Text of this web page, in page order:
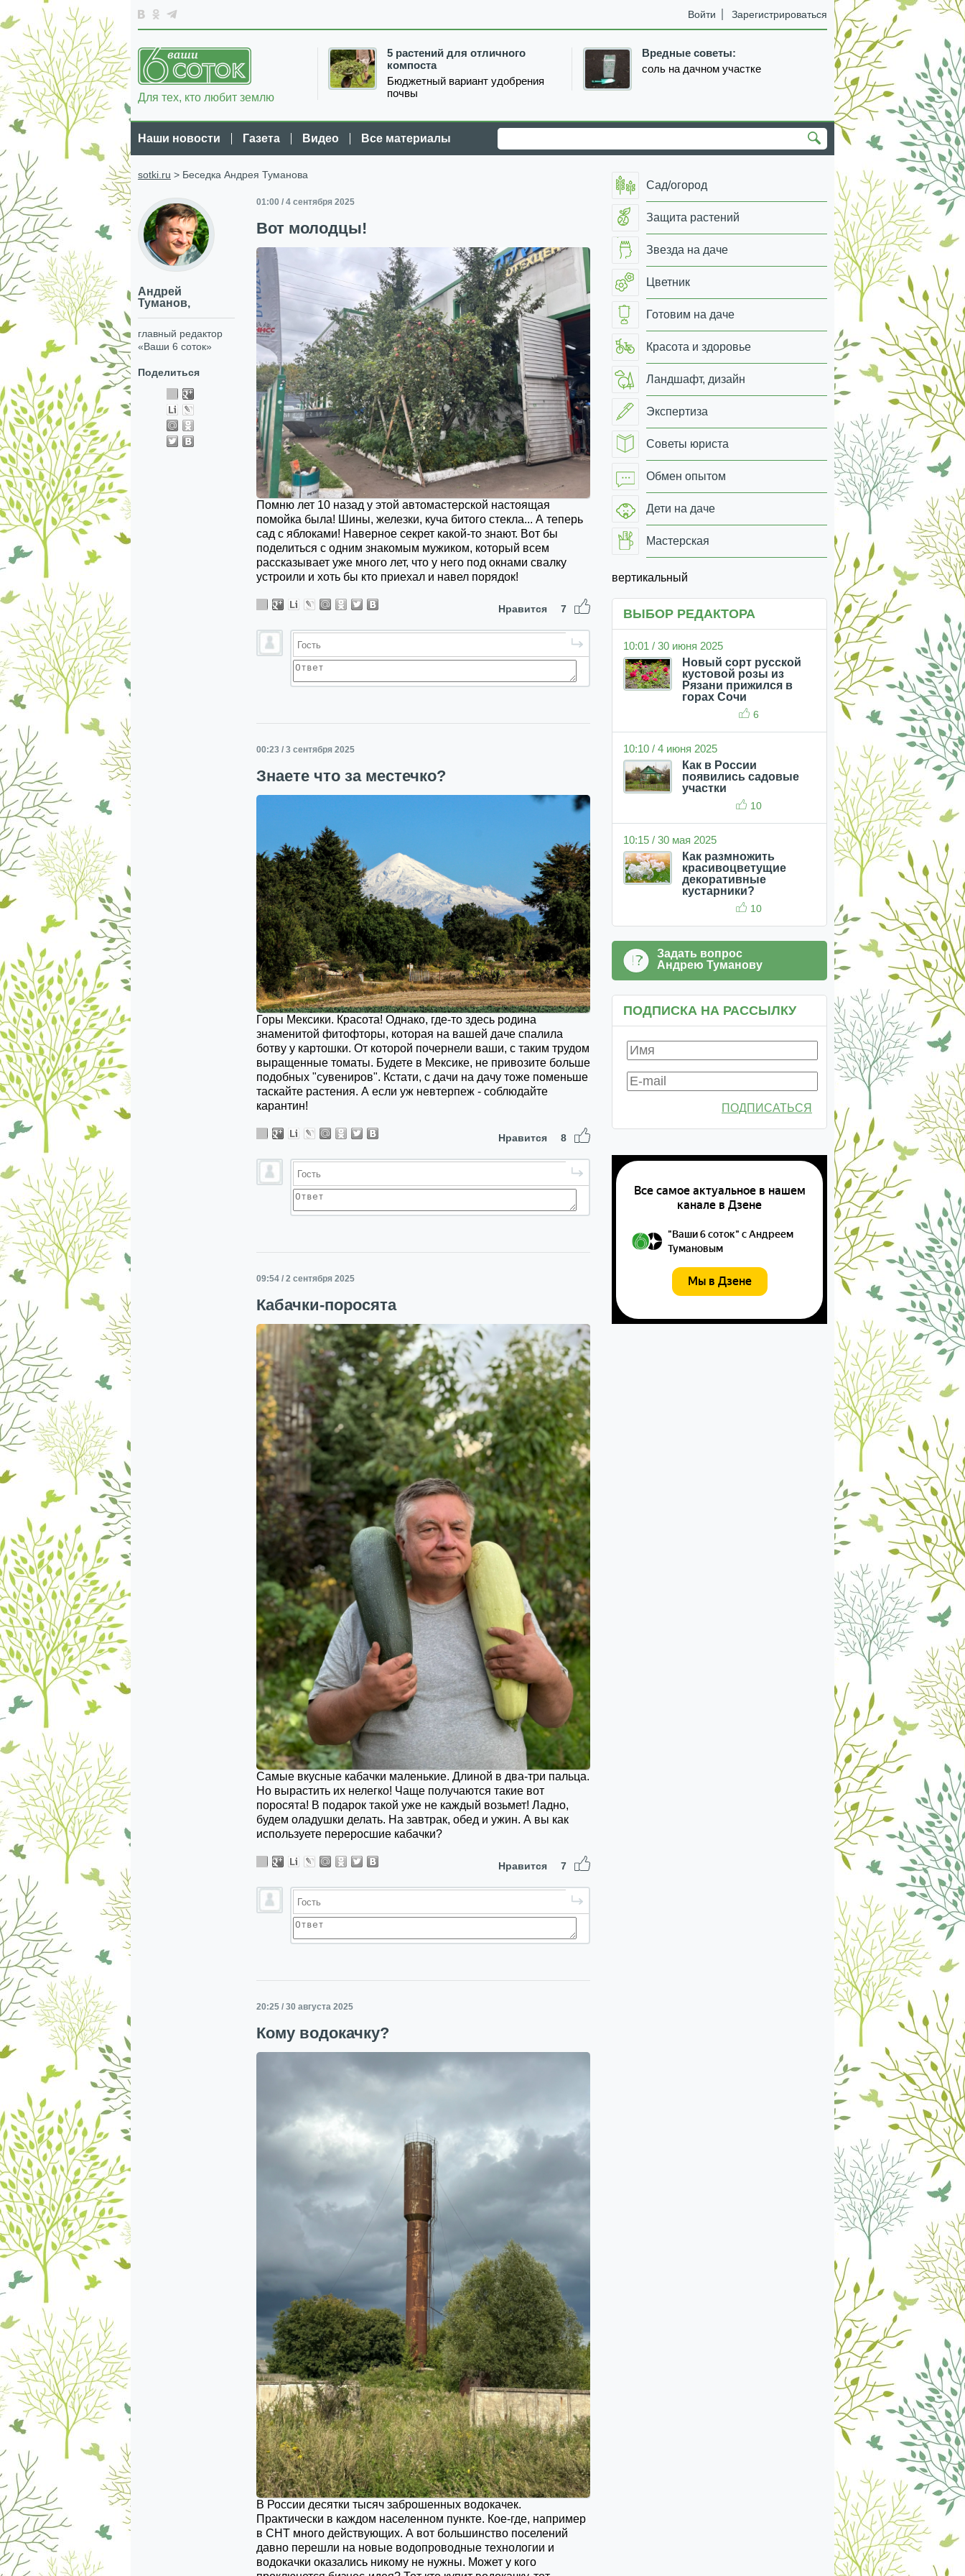
Войти Зарегистрироваться
5 растений для отличного
компоста
Бюджетный вариант удобрения
почвы
Вредные советы:
соль на дачном участке
Для тех, кто любит землю
Наши новости Газета Видео Все материалы
sotki.ru > Беседка Андрея Туманова
Андрей
Туманов,
главный редактор
«Ваши 6 соток»
Поделиться
01:00 / 4 сентября 2025
Вот молодцы!
Помню лет 10 назад у этой автомастерской настоящая
помойка была! Шины, железки, куча битого стекла... А теперь
сад с яблоками! Наверное секрет какой-то знают. Вот бы
поделиться с одним знакомым мужиком, который всем
рассказывает уже много лет, что у него под окнами свалку
устроили и хоть бы кто приехал и навел порядок!
Нравится 7
00:23 / 3 сентября 2025
Знаете что за местечко?
Горы Мексики. Красота! Однако, где-то здесь родина
знаменитой фитофторы, которая на вашей даче спалила
ботву у картошки. От которой почернели ваши, с таким трудом
выращенные томаты. Будете в Мексике, не привозите больше
подобных "сувениров". Кстати, с дачи на дачу тоже поменьше
таскайте растения. А если уж невтерпеж - соблюдайте
карантин!
Нравится 8
09:54 / 2 сентября 2025
Кабачки-поросята
Самые вкусные кабачки маленькие. Длиной в два-три пальца.
Но вырастить их нелегко! Чаще получаются такие вот
поросята! В подарок такой уже не каждый возьмет! Ладно,
будем оладушки делать. На завтрак, обед и ужин. А вы как
используете переросшие кабачки?
Нравится 7
20:25 / 30 августа 2025
Кому водокачку?
В России десятки тысяч заброшенных водокачек.
Практически в каждом населенном пункте. Кое-где, например
в СНТ много действующих. А вот большинство поселений
давно перешли на новые водопроводные технологии и
водокачки оказались никому не нужны. Может у кого
Сад/огород
Защита растений
Звезда на даче
Цветник
Готовим на даче
Красота и здоровье
Ландшафт, дизайн
Экспертиза
Советы юриста
Обмен опытом
Дети на даче
Мастерская
вертикальный
ВЫБОР РЕДАКТОРА
10:01 / 30 июня 2025
Новый сорт русской
кустовой розы из
Рязани прижился в
горах Сочи
6
10:10 / 4 июня 2025
Как в России
появились садовые
участки
10
10:15 / 30 мая 2025
Как размножить
красивоцветущие
декоративные
кустарники?
10
Задать вопрос
Андрею Туманову
ПОДПИСКА НА РАССЫЛКУ
ПОДПИСАТЬСЯ